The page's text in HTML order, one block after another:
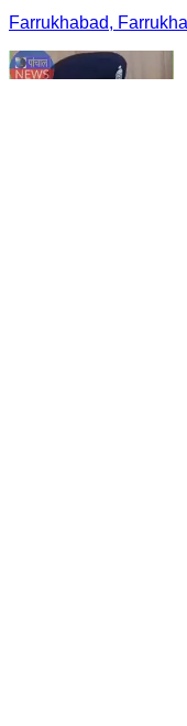
Farrukhabad,